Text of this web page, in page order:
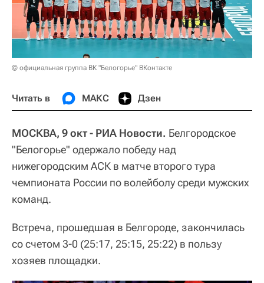
© официальная группа ВК "Белогорье" ВКонтакте
Читать в МАКС Дзен
МОСКВА, 9 окт - РИА Новости. Белгородское
"Белогорье" одержало победу над
нижегородским АСК в матче второго тура
чемпионата России по волейболу среди мужских
команд.
Встреча, прошедшая в Белгороде, закончилась
со счетом 3-0 (25:17, 25:15, 25:22) в пользу
хозяев площадки.